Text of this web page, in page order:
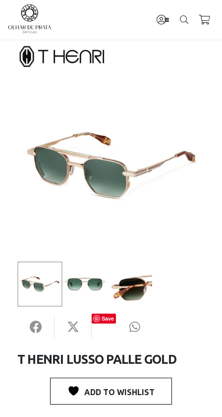
Save
T HENRI LUSSO PALLE GOLD
ADD TO WISHLIST